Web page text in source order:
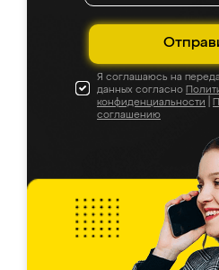
Я соглашаюсь на
данных согласно
конфиденциальности
соглашению